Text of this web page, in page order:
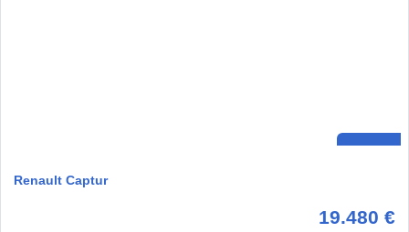
Renault Captur
19.480 €